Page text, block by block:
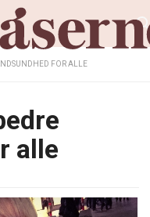
FOR ALLE
alle